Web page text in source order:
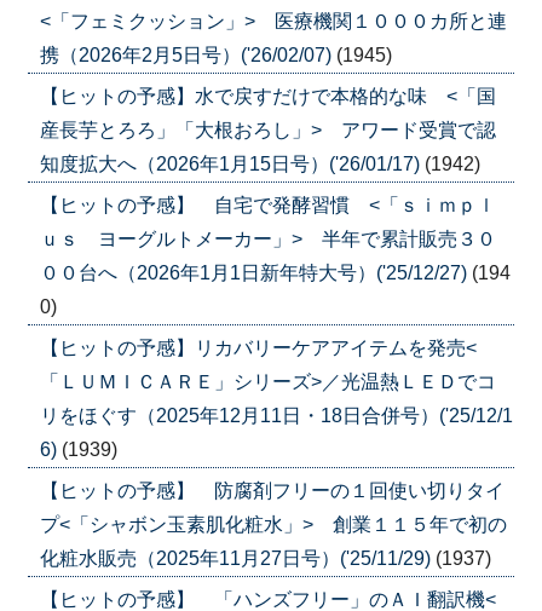
<「フェミクッション」> 医療機関１０００カ所と連
携（2026年2月5日号）('26/02/07) (1945)
【ヒットの予感】水で戻すだけで本格的な味 <「国
産長芋とろろ」「大根おろし」> アワード受賞で認
知度拡大へ（2026年1月15日号）('26/01/17) (1942)
【ヒットの予感】 自宅で発酵習慣 <「ｓｉｍｐｌ
ｕｓ ヨーグルトメーカー」> 半年で累計販売３０
００台へ（2026年1月1日新年特大号）('25/12/27) (194
0)
【ヒットの予感】リカバリーケアアイテムを発売<
「ＬＵＭＩＣＡＲＥ」シリーズ>／光温熱ＬＥＤでコ
リをほぐす（2025年12月11日・18日合併号）('25/12/1
6) (1939)
【ヒットの予感】 防腐剤フリーの１回使い切りタイ
プ<「シャボン玉素肌化粧水」> 創業１１５年で初の
化粧水販売（2025年11月27日号）('25/11/29) (1937)
【ヒットの予感】 「ハンズフリー」のＡＩ翻訳機<